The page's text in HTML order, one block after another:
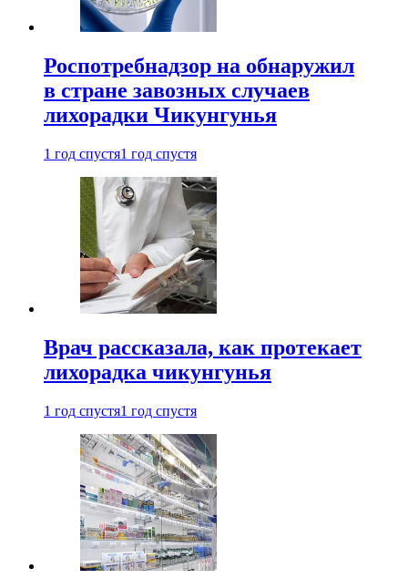
Роспотребнадзор на обнаружил
в стране завозных случаев
лихорадки Чикунгунья
1 год спустя1 год спустя
Врач рассказала, как протекает
лихорадка чикунгунья
1 год спустя1 год спустя